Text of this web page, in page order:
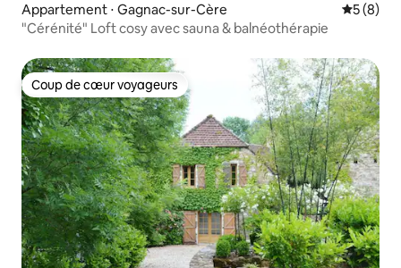
Appartement ⋅ Gagnac-sur-Cère
5 (8)
"Cérénité" Loft cosy avec sauna & balnéothérapie
Coup de cœur voyageurs
Coup de cœur voyageurs